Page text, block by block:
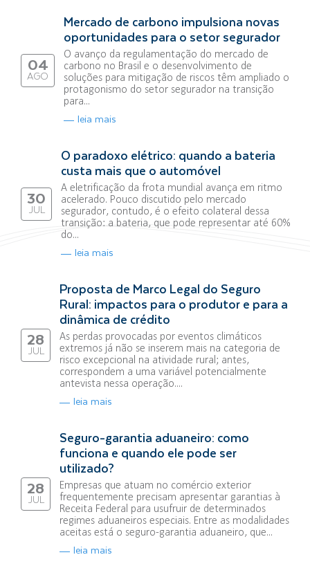
04
AGO
Mercado de carbono impulsiona novas
oportunidades para o setor segurador
O avanço da regulamentação do mercado de
carbono no Brasil e o desenvolvimento de
soluções para mitigação de riscos têm ampliado o
protagonismo do setor segurador na transição
para...
leia mais
30
JUL
O paradoxo elétrico: quando a bateria
custa mais que o automóvel
A eletrificação da frota mundial avança em ritmo
acelerado. Pouco discutido pelo mercado
segurador, contudo, é o efeito colateral dessa
transição: a bateria, que pode representar até 60%
do...
leia mais
28
JUL
Proposta de Marco Legal do Seguro
Rural: impactos para o produtor e para a
dinâmica de crédito
As perdas provocadas por eventos climáticos
extremos já não se inserem mais na categoria de
risco excepcional na atividade rural; antes,
correspondem a uma variável potencialmente
antevista nessa operação....
leia mais
28
JUL
Seguro-garantia aduaneiro: como
funciona e quando ele pode ser
utilizado?
Empresas que atuam no comércio exterior
frequentemente precisam apresentar garantias à
Receita Federal para usufruir de determinados
regimes aduaneiros especiais. Entre as modalidades
aceitas está o seguro-garantia aduaneiro, que...
leia mais